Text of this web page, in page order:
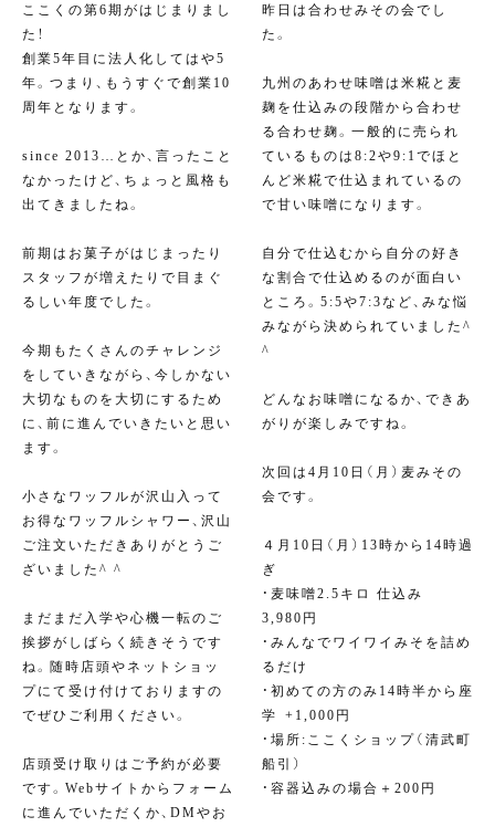
ここくの第6期がはじまりまし
た！
創業5年目に法人化してはや5
年。つまり、もうすぐで創業10
周年となります。
since 2013…とか、言ったこと
なかったけど、ちょっと風格も
出てきましたね。
前期はお菓子がはじまったり
スタッフが増えたりで目まぐ
るしい年度でした。
今期もたくさんのチャレンジ
をしていきながら、今しかない
大切なものを大切にするため
に、前に進んでいきたいと思い
ます。
小さなワッフルが沢山入って
お得なワッフルシャワー、沢山
ご注文いただきありがとうご
ざいました^ ^
まだまだ入学や心機一転のご
挨拶がしばらく続きそうです
ね。随時店頭やネットショッ
プにて受け付けておりますの
でぜひご利用ください。
店頭受け取りはご予約が必要
です。Webサイトからフォーム
に進んでいただくか、DMやお
昨日は合わせみその会でし
た。
九州のあわせ味噌は米糀と麦
麹を仕込みの段階から合わせ
る合わせ麹。一般的に売られ
ているものは8:2や9:1でほと
んど米糀で仕込まれているの
で甘い味噌になります。
自分で仕込むから自分の好き
な割合で仕込めるのが面白い
ところ。5:5や7:3など、みな悩
みながら決められていました^
^
どんなお味噌になるか、できあ
がりが楽しみですね。
次回は4月10日（月）麦みその
会です。
４月10日（月）13時から14時過
ぎ⁣
・麦味噌2.5キロ 仕込み
3,980円⁣
・みんなでワイワイみそを詰め
るだけ⁣
・初めての方のみ14時半から座
学⁣ +1,000円
・場所:ここくショップ（清武町
船引）⁣
⁣・容器込みの場合＋200円⁣